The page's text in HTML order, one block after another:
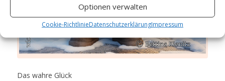
Optionen verwalten
Cookie-RichtlinieDatenschutzerklärungImpressum
Das wahre Glück